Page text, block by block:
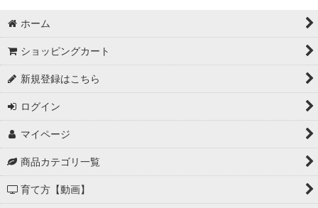
ホーム
ショッピングカート
新規登録はこちら
ログイン
マイページ
商品カテゴリ一覧
育て方【動画】